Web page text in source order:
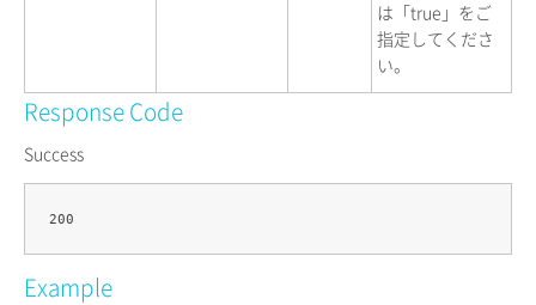
は「true」をご
指定してくださ
い。
Response Code
Success
Example